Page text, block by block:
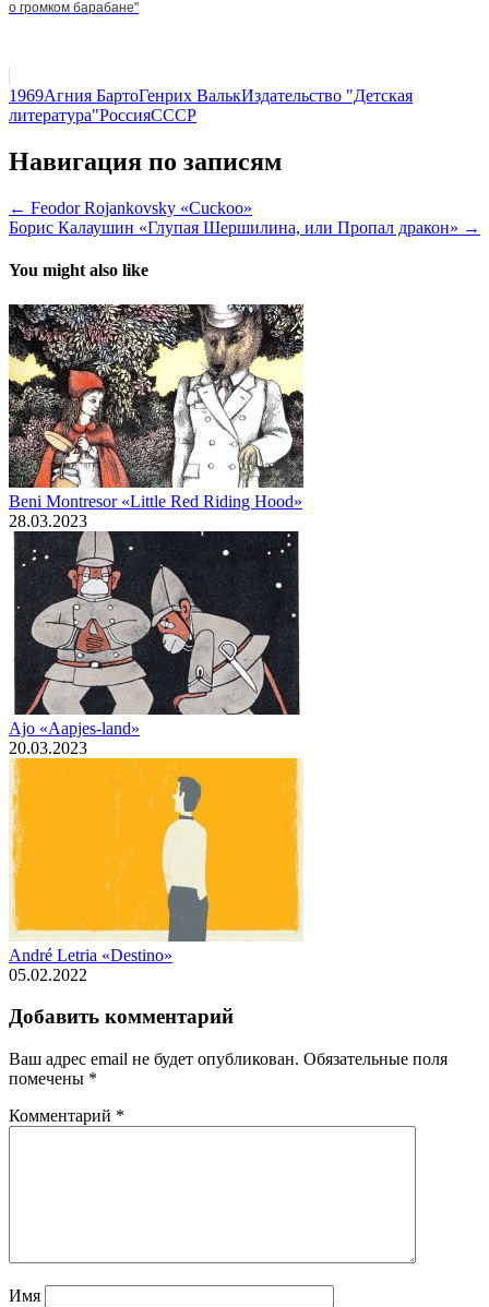
о громком барабане"
1969Агния БартоГенрих ВалькИздательство "Детская
литература"РоссияСССР
Навигация по записям
← Feodor Rojankovsky «Cuckoo»
Борис Калаушин «Глупая Шершилина, или Пропал дракон» →
You might also like
Beni Montresor «Little Red Riding Hood»
28.03.2023
Ajo «Aapjes-land»
20.03.2023
André Letria «Destino»
05.02.2022
Добавить комментарий
Ваш адрес email не будет опубликован. Обязательные поля
помечены *
Комментарий *
Имя